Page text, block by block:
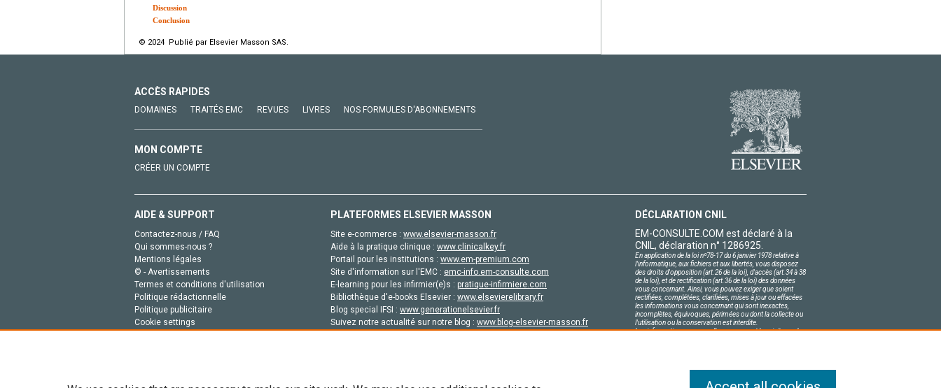
Discussion
Conclusion
© 2024 Publié par Elsevier Masson SAS.
ACCÈS RAPIDES
DOMAINES TRAITÉS EMC REVUES LIVRES NOS FORMULES D'ABONNEMENTS
MON COMPTE
CRÉER UN COMPTE
AIDE & SUPPORT
Contactez-nous / FAQ
Qui sommes-nous ?
Mentions légales
© - Avertissements
Termes et conditions d'utilisation
Politique rédactionnelle
Politique publicitaire
Cookie settings
PLATEFORMES ELSEVIER MASSON
Site e-commerce : www.elsevier-masson.fr
Aide à la pratique clinique : www.clinicalkey.fr
Portail pour les institutions : www.em-premium.com
Site d'information sur l'EMC : emc-info.em-consulte.com
E-learning pour les infirmier(e)s : pratique-infirmiere.com
Bibliothèque d'e-books Elsevier : www.elsevierelibrary.fr
Blog special IFSI : www.generationelsevier.fr
Suivez notre actualité sur notre blog : www.blog-elsevier-masson.fr
DÉCLARATION CNIL
EM-CONSULTE.COM est déclaré à la
CNIL, déclaration n° 1286925.
En application de la loi nº78-17 du 6 janvier 1978 relative à
l'informatique, aux fichiers et aux libertés, vous disposez
des droits d'opposition (art.26 de la loi), d'accès (art.34 à 38
de la loi), et de rectification (art.36 de la loi) des données
vous concernant. Ainsi, vous pouvez exiger que soient
rectifiées, complétées, clarifiées, mises à jour ou effacées
les informations vous concernant qui sont inexactes,
incomplètes, équivoques, périmées ou dont la collecte ou
l'utilisation ou la conservation est interdite.
Les informations personnelles concernant les visiteurs de